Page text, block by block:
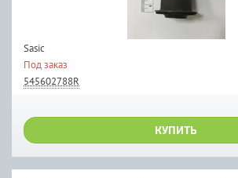
Sasic
Под заказ
545602788R
КУПИТЬ